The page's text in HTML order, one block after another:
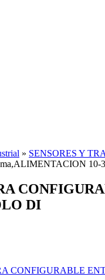
» SENSORES Y
DI